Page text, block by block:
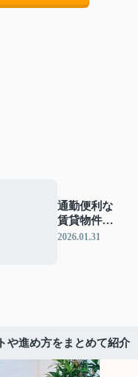
通勤便利な
賃貸物件の
特徴は？駅
2026.01.31
や進め方をまとめて紹介